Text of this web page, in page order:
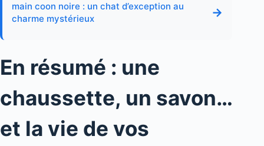
main coon noire : un chat d’exception au
charme mystérieux
→
En résumé : une
chaussette, un savon…
et la vie de vos